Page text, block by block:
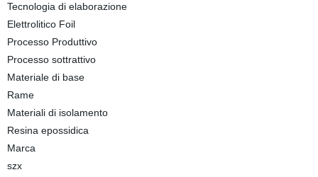
Tecnologia di elaborazione
Elettrolitico Foil
Processo Produttivo
Processo sottrattivo
Materiale di base
Rame
Materiali di isolamento
Resina epossidica
Marca
szx